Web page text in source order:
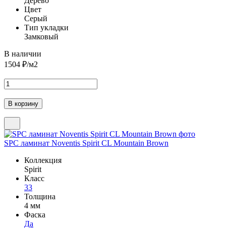
Цвет
Серый
Тип укладки
Замковый
В наличии
1504 ₽/м2
SPC ламинат Noventis Spirit CL Mountain Brown
Коллекция
Spirit
Класс
33
Толщина
4 мм
Фаска
Да